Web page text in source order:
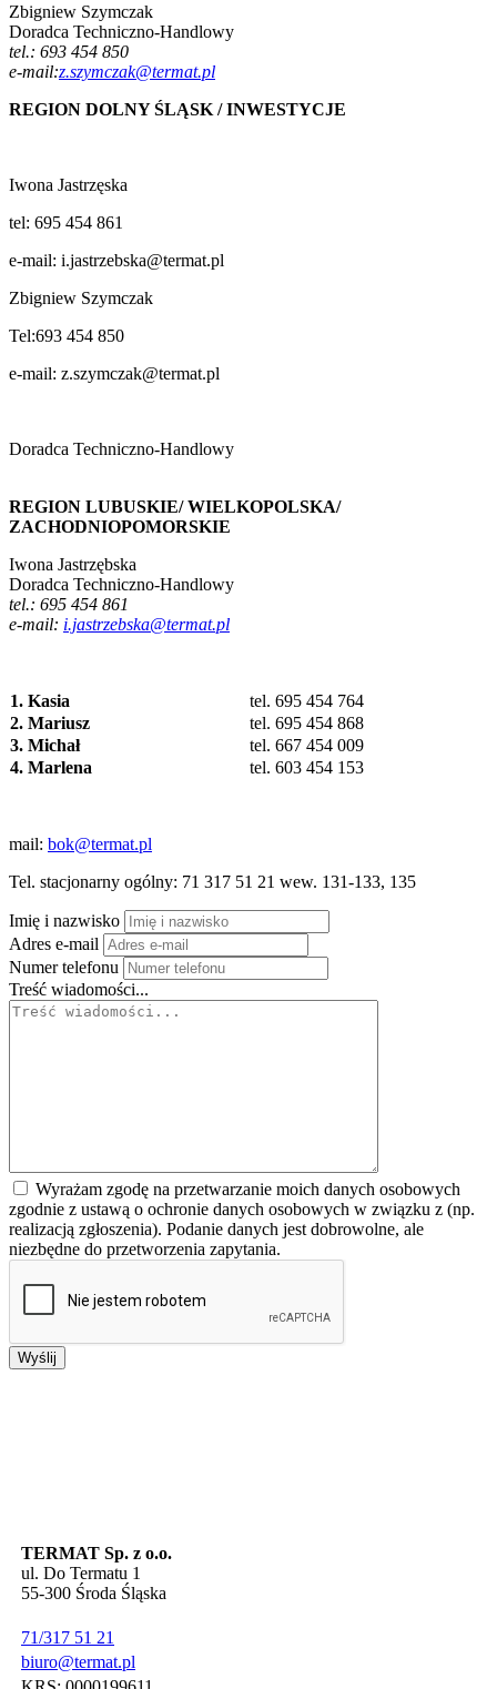
Zbigniew Szymczak
Doradca Techniczno-Handlowy
tel.: 693 454 850
e-mail:z.szymczak@termat.pl
REGION DOLNY ŚLĄSK / INWESTYCJE
Iwona Jastrzęska
tel: 695 454 861
e-mail: i.jastrzebska@termat.pl
Zbigniew Szymczak
Tel:693 454 850
e-mail: z.szymczak@termat.pl
Doradca Techniczno-Handlowy
REGION LUBUSKIE/ WIELKOPOLSKA/
ZACHODNIOPOMORSKIE
Iwona Jastrzębska
Doradca Techniczno-Handlowy
tel.: 695 454 861
e-mail: i.jastrzebska@termat.pl
1. Kasia
tel. 695 454 764
2. Mariusz
tel. 695 454 868
3. Michał
tel. 667 454 009
4. Marlena
tel. 603 454 153
mail: bok@termat.pl
Tel. stacjonarny ogólny: 71 317 51 21 wew. 131-133, 135
Imię i nazwisko
Adres e-mail
Numer telefonu
Treść wiadomości...
Wyrażam zgodę na przetwarzanie moich danych osobowych
zgodnie z ustawą o ochronie danych osobowych w związku z (np.
realizacją zgłoszenia). Podanie danych jest dobrowolne, ale
niezbędne do przetworzenia zapytania.
Wyślij
TERMAT Sp. z o.o.
ul. Do Termatu 1
55-300 Środa Śląska
71/317 51 21
biuro@termat.pl